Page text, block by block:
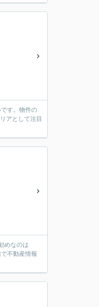
す。物件の
アとして注目
めなのは
不動産情報